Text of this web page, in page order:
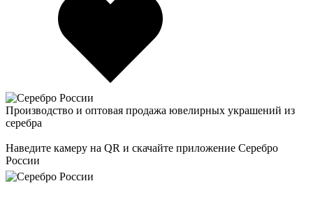
Производство и оптовая продажа ювелирных украшений из
серебра
Наведите камеру на QR и скачайте приложение Серебро
России